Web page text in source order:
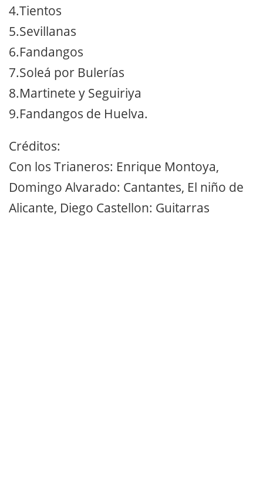
4.Tientos
5.Sevillanas
6.Fandangos
7.Soleá por Bulerías
8.Martinete y Seguiriya
9.Fandangos de Huelva.
Créditos:
Con los Trianeros: Enrique Montoya,
Domingo Alvarado: Cantantes, El niño de
Alicante, Diego Castellon: Guitarras